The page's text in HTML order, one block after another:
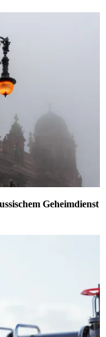
Geheimdienst